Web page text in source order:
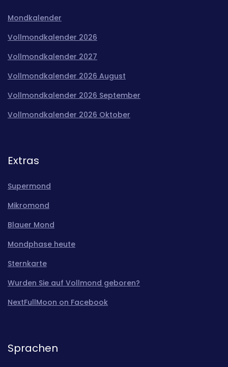
Mondkalender
Vollmondkalender 2026
Vollmondkalender 2027
Vollmondkalender 2026 August
Vollmondkalender 2026 September
Vollmondkalender 2026 Oktober
Extras
Supermond
Mikromond
Blauer Mond
Mondphase heute
Sternkarte
Wurden Sie auf Vollmond geboren?
NextFullMoon on Facebook
Sprachen